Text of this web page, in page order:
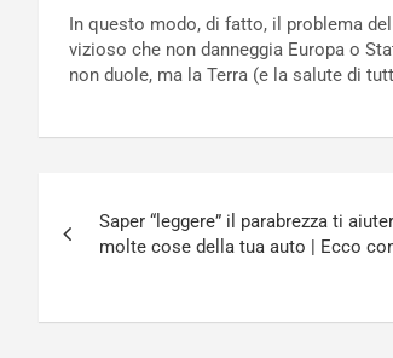
In questo modo, di fatto, il problema
vizioso che non danneggia Europa o
non duole, ma la Terra (e la salute di
articoli
Saper “leggere” il parabrezza ti
molte cose della tua auto | Ecco